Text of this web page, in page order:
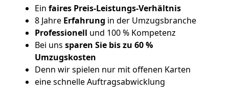
Ein faires Preis-Leistungs-Verhältnis
8 Jahre Erfahrung in der Umzugsbranche
Professionell und 100 % Kompetenz
Bei uns sparen Sie bis zu 60 %
Umzugskosten
Denn wir spielen nur mit offenen Karten
eine schnelle Auftragsabwicklung